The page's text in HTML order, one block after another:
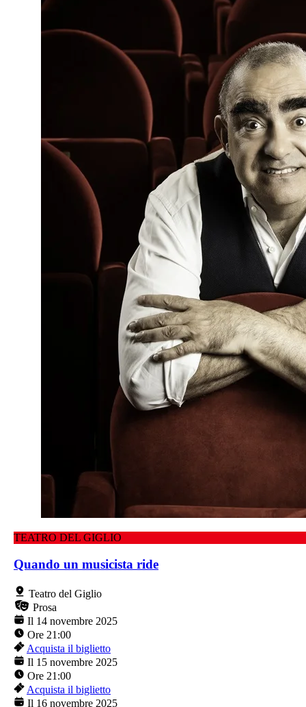
TEATRO DEL GIGLIO
Quando un musicista ride
Teatro del Giglio
Prosa
Il 14 novembre 2025
Ore 21:00
Acquista il biglietto
Il 15 novembre 2025
Ore 21:00
Acquista il biglietto
Il 16 novembre 2025